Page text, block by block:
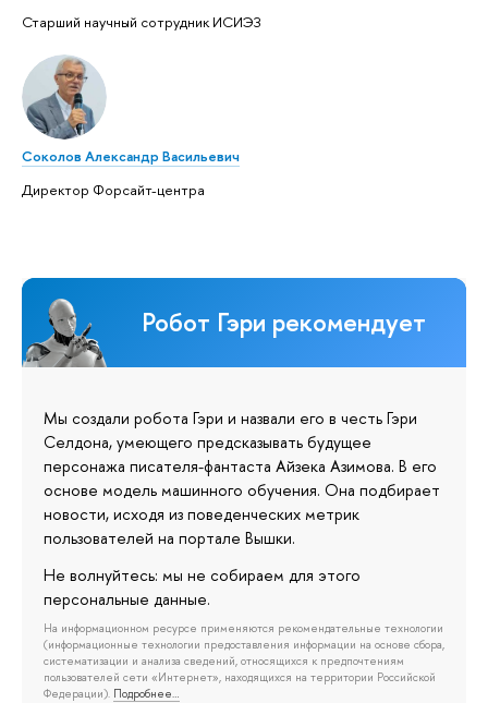
Старший научный сотрудник ИСИЭЗ
Соколов Александр Васильевич
Директор Форсайт-центра
Робот Гэри рекомендует
Мы создали робота Гэри и назвали его в честь Гэри
Селдона, умеющего предсказывать будущее
персонажа писателя-фантаста Айзека Азимова. В его
основе модель машинного обучения. Она подбирает
новости, исходя из поведенческих метрик
пользователей на портале Вышки.
Не волнуйтесь: мы не собираем для этого
персональные данные.
На информационном ресурсе применяются рекомендательные технологии
(информационные технологии предоставления информации на основе сбора,
систематизации и анализа сведений, относящихся к предпочтениям
пользователей сети «Интернет», находящихся на территории Российской
Федерации). Подробнее…